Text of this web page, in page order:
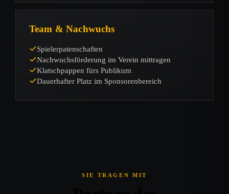
Team & Nachwuchs
Spielerpatenschaften
Nachwuchsförderung im Verein mittragen
Klatschpappen fürs Publikum
Dauerhafter Platz im Sponsorenbereich
SIE TRAGEN MIT